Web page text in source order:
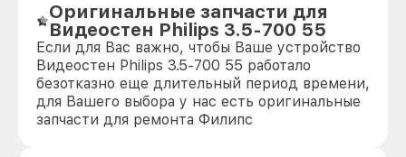
Оригинальные запчасти для
Видеостен Philips 3.5-700 55
Если для Вас важно, чтобы Ваше устройство
Видеостен Philips 3.5-700 55 работало
безотказно еще длительный период времени,
для Вашего выбора у нас есть оригинальные
запчасти для ремонта Филипс